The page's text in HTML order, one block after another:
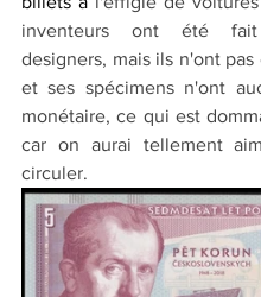
inventeurs ont été
designers, mais ils n'ont pas
et ses spécimens n'ont
monétaire, ce qui est
car on aurai tellement
circuler.